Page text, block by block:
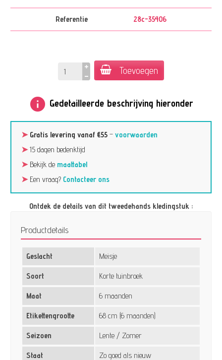
Referentie 28c-35406
Toevoegen
info Gedetailleerde beschrijving hieronder
➤ Gratis levering vanaf €55 –voorwaarden
➤15 dagen bedenktijd
➤Bekijk de maattabel
➤Een vraag? Contacteer ons
Ontdek de details van dit tweedehands kledingstuk :
Productdetails
Geslacht Meisje
Soort Korte tuinbroek
Maat 6 maanden
Etikettengrootte 68 cm (6 maanden)
Seizoen Lente / Zomer
Staat Zo goed als nieuw